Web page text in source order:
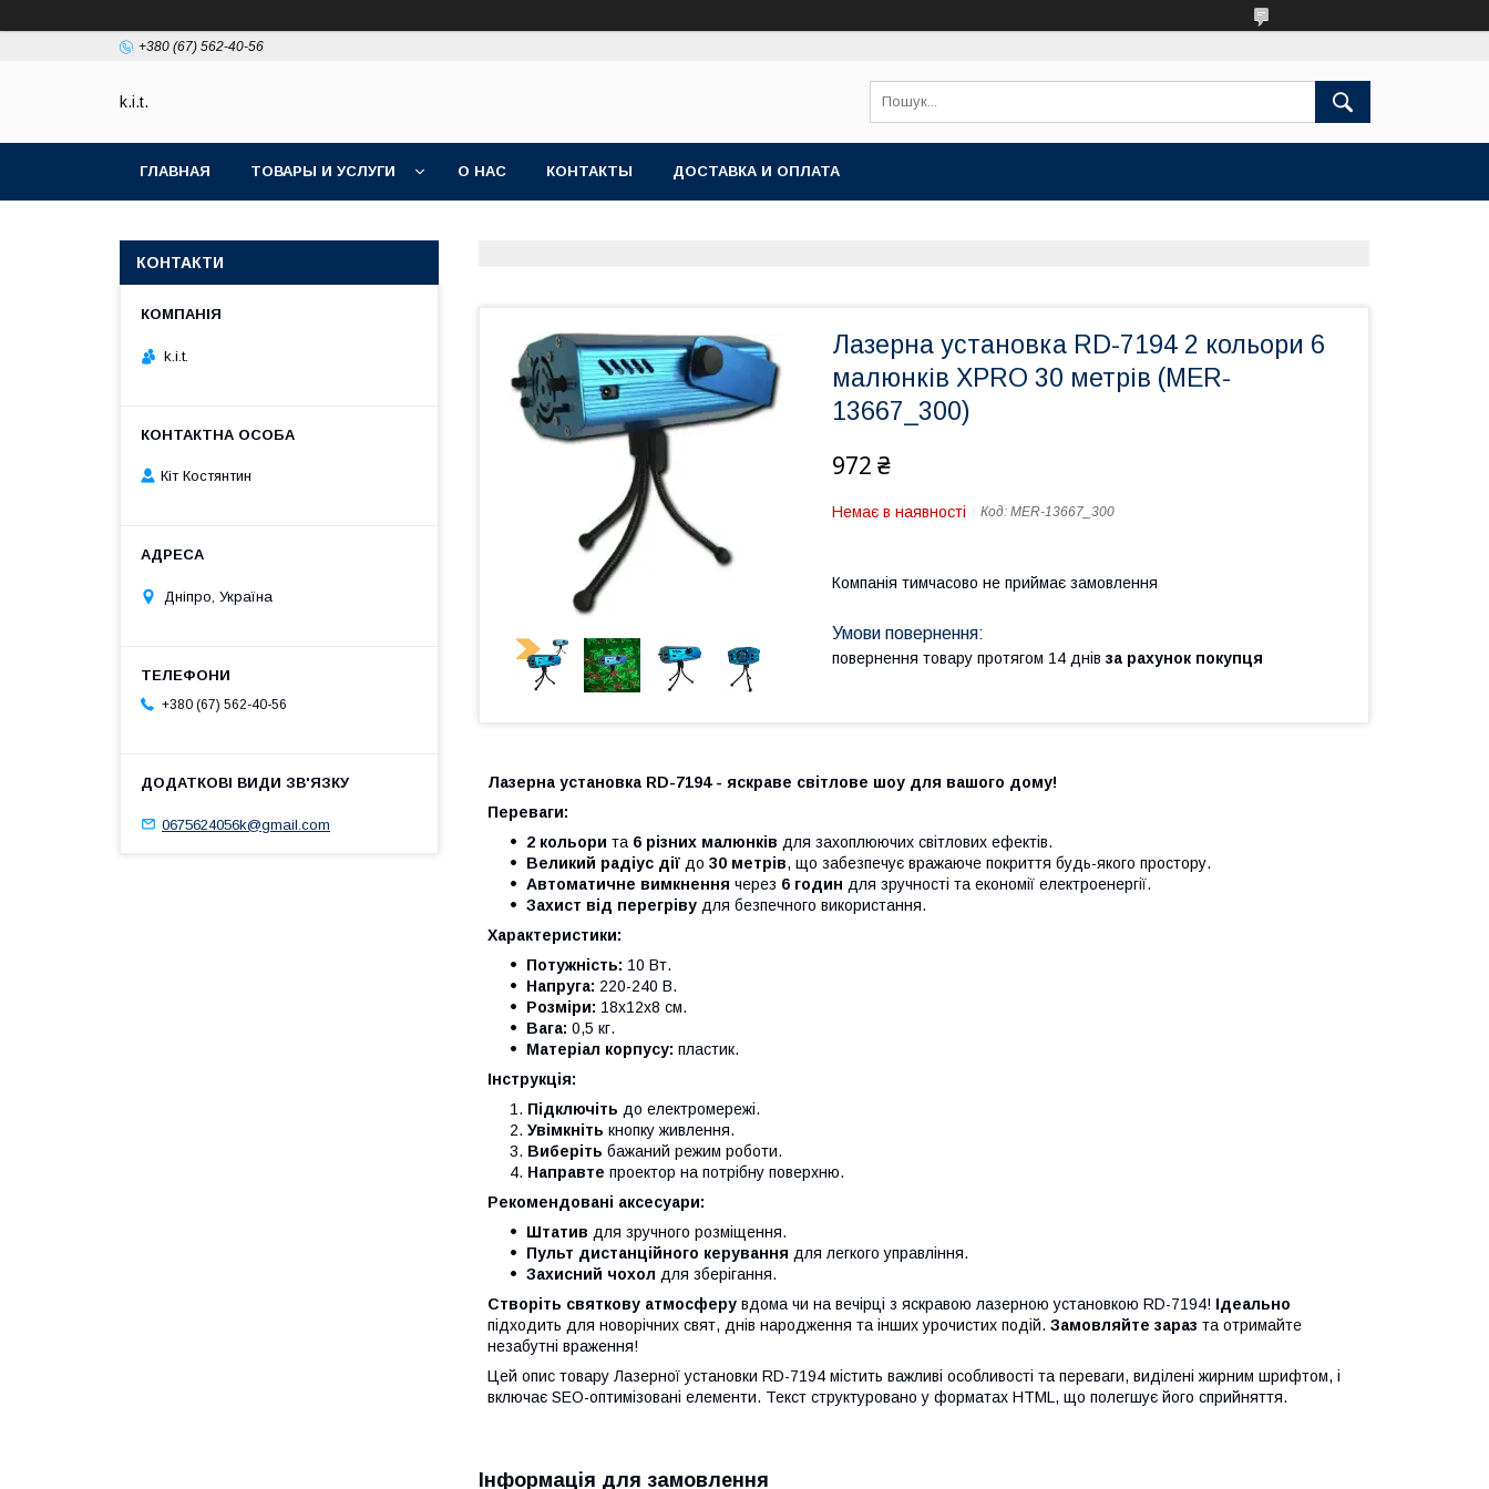
+380 (67) 562-40-56
k.i.t.
ГЛАВНАЯ ТОВАРЫ И УСЛУГИ О НАС КОНТАКТЫ ДОСТАВКА И ОПЛАТА
Лазерна установка RD-7194 2 кольори 6
малюнків XPRO 30 метрів (MER-
13667_300)
972 ₴
Немає в наявності Код: MER-13667_300
Компанія тимчасово не приймає замовлення
повернення товару протягом 14 днів за рахунок покупця
Лазерна установка RD-7194 - яскраве світлове шоу для вашого дому!
Переваги:
2 кольори та 6 різних малюнків для захоплюючих світлових ефектів.
Великий радіус дії до 30 метрів, що забезпечує вражаюче покриття будь-якого простору.
Автоматичне вимкнення через 6 годин для зручності та економії електроенергії.
Захист від перегріву для безпечного використання.
Характеристики:
Потужність: 10 Вт.
Напруга: 220-240 В.
Розміри: 18x12x8 см.
Вага: 0,5 кг.
Матеріал корпусу: пластик.
Інструкція:
Підключіть до електромережі.
Увімкніть кнопку живлення.
Виберіть бажаний режим роботи.
Направте проектор на потрібну поверхню.
Рекомендовані аксесуари:
Штатив для зручного розміщення.
Пульт дистанційного керування для легкого управління.
Захисний чохол для зберігання.
Створіть святкову атмосферу вдома чи на вечірці з яскравою лазерною установкою RD-7194! Ідеально
підходить для новорічних свят, днів народження та інших урочистих подій. Замовляйте зараз та отримайте
незабутні враження!
Цей опис товару Лазерної установки RD-7194 містить важливі особливості та переваги, виділені жирним шрифтом, і
включає SEO-оптимізовані елементи. Текст структуровано у форматах HTML, що полегшує його сприйняття.
Інформація для замовлення
КОНТАКТИ
k.i.t.
Кіт Костянтин
Дніпро, Україна
+380 (67) 562-40-56
0675624056k@gmail.com